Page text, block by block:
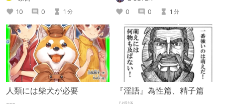
10
0 1 分
0
0 1 分
人類には柴犬が必要 『淫語』為性篇、精子篇